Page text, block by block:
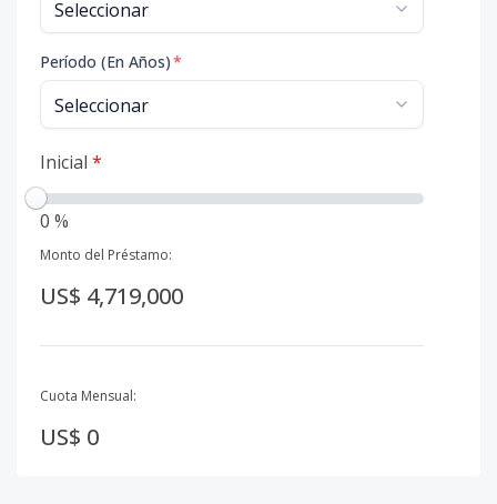
Período (En Años)*
Inicial *
0 %
Monto del Préstamo:
US$ 4,719,000
Cuota Mensual:
US$ 0